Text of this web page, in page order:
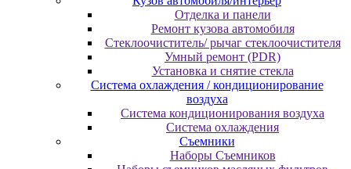
Отделка и панели
Ремонт кузова автомобиля
Стеклоочиститель/ рычаг стеклоочистителя
Умный ремонт (PDR)
Установка и снятие стекла
Система охлаждения / кондиционирование
воздуха
Система кондиционирования воздуха
Система охлаждения
Съемники
Наборы Съемников